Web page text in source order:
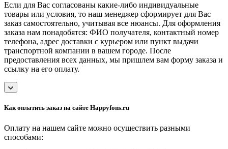
Если для Вас согласованы какие-либо индивидуальные
товары или условия, то наш менеджер сформирует для Вас
заказ самостоятельно, учитывая все нюансы. Для оформления
заказа нам понадобятся: ФИО получателя, контактный номер
телефона, адрес доставки с курьером или пункт выдачи
транспортной компании в вашем городе. После
предоставления всех данных, мы пришлем вам форму заказа и
ссылку на его оплату.
Как оплатить заказ на сайте Happyfons.ru
Оплату на нашем сайте можно осуществить разными
способами: